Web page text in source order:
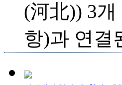
(河北)) 3
항)과 연결